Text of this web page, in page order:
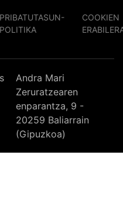
PRIBATUTASUN-
POLITIKA
COOKIEN
Andra Mari
Zeruratzearen
enparantza, 9 -
20259 Baliarrain
(Gipuzkoa)